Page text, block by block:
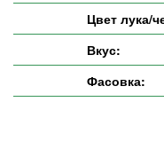
Цвет лука/
Вкус:
Фасовка: